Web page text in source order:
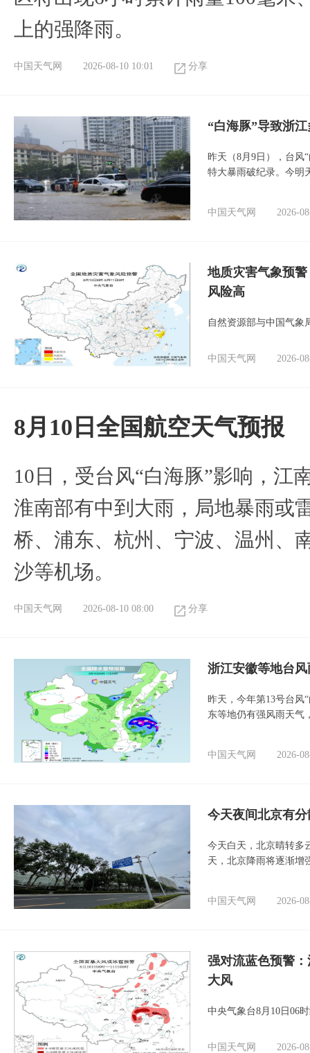
上的强降雨。
中国天气网 2026-08-10 10:01 分享
“白海豚”导致浙
昨天（8月9日），台风
特大暴雨破纪录。今明
中国天气网 2026-
地质灾害气象预
风险高
自然资源部与中国气象
中国天气网 2026-
8月10日全国航空天气预报
10日，受台风“白海豚”影响，江
淮南部有中到大雨，局地暴雨或
桥、浦东、杭州、宁波、温州、
沙等机场。
中国天气网 2026-08-10 08:00 分享
浙江安徽等地台
昨天，今年第13号台风
东等地仍有强风雨天气
中国天气网 2026-
今天夜间北京有
今天白天，北京晴转多
天，北京降雨将逐渐增
中国天气网 2026-
强对流蓝色预警
大风
中央气象台8月10日06
中国天气网 2026-